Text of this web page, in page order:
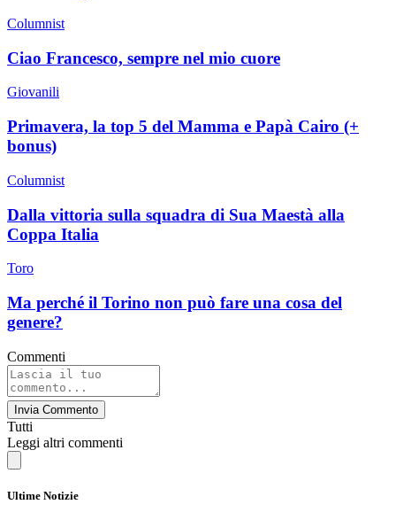
Columnist
Ciao Francesco, sempre nel mio cuore
Giovanili
Primavera, la top 5 del Mamma e Papà Cairo (+
bonus)
Columnist
Dalla vittoria sulla squadra di Sua Maestà alla
Coppa Italia
Toro
Ma perché il Torino non può fare una cosa del
genere?
Commenti
Invia Commento
Tutti
Leggi altri commenti
Ultime Notizie